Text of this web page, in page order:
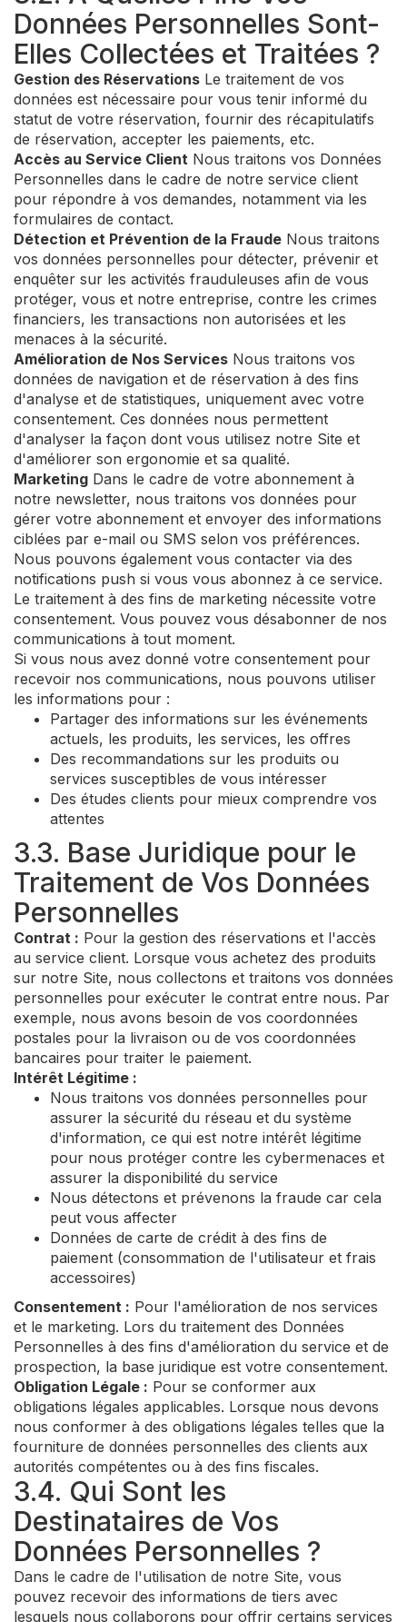
Données Personnelles Sont-
Elles Collectées et Traitées ?
Gestion des Réservations Le traitement de vos
données est nécessaire pour vous tenir informé du
statut de votre réservation, fournir des récapitulatifs
de réservation, accepter les paiements, etc.
Accès au Service Client Nous traitons vos Données
Personnelles dans le cadre de notre service client
pour répondre à vos demandes, notamment via les
formulaires de contact.
Détection et Prévention de la Fraude Nous traitons
vos données personnelles pour détecter, prévenir et
enquêter sur les activités frauduleuses afin de vous
protéger, vous et notre entreprise, contre les crimes
financiers, les transactions non autorisées et les
menaces à la sécurité.
Amélioration de Nos Services Nous traitons vos
données de navigation et de réservation à des fins
d'analyse et de statistiques, uniquement avec votre
consentement. Ces données nous permettent
d'analyser la façon dont vous utilisez notre Site et
d'améliorer son ergonomie et sa qualité.
Marketing Dans le cadre de votre abonnement à
notre newsletter, nous traitons vos données pour
gérer votre abonnement et envoyer des informations
ciblées par e-mail ou SMS selon vos préférences.
Nous pouvons également vous contacter via des
notifications push si vous vous abonnez à ce service.
Le traitement à des fins de marketing nécessite votre
consentement. Vous pouvez vous désabonner de nos
communications à tout moment.
Si vous nous avez donné votre consentement pour
recevoir nos communications, nous pouvons utiliser
les informations pour :
Partager des informations sur les événements
actuels, les produits, les services, les offres
Des recommandations sur les produits ou
services susceptibles de vous intéresser
Des études clients pour mieux comprendre vos
attentes
3.3. Base Juridique pour le
Traitement de Vos Données
Personnelles
Contrat : Pour la gestion des réservations et l'accès
au service client. Lorsque vous achetez des produits
sur notre Site, nous collectons et traitons vos données
personnelles pour exécuter le contrat entre nous. Par
exemple, nous avons besoin de vos coordonnées
postales pour la livraison ou de vos coordonnées
bancaires pour traiter le paiement.
Intérêt Légitime :
Nous traitons vos données personnelles pour
assurer la sécurité du réseau et du système
d'information, ce qui est notre intérêt légitime
pour nous protéger contre les cybermenaces et
assurer la disponibilité du service
Nous détectons et prévenons la fraude car cela
peut vous affecter
Données de carte de crédit à des fins de
paiement (consommation de l'utilisateur et frais
accessoires)
Consentement : Pour l'amélioration de nos services
et le marketing. Lors du traitement des Données
Personnelles à des fins d'amélioration du service et de
prospection, la base juridique est votre consentement.
Obligation Légale : Pour se conformer aux
obligations légales applicables. Lorsque nous devons
nous conformer à des obligations légales telles que la
fourniture de données personnelles des clients aux
autorités compétentes ou à des fins fiscales.
3.4. Qui Sont les
Destinataires de Vos
Données Personnelles ?
Dans le cadre de l'utilisation de notre Site, vous
pouvez recevoir des informations de tiers avec
lesquels nous collaborons pour offrir certains services